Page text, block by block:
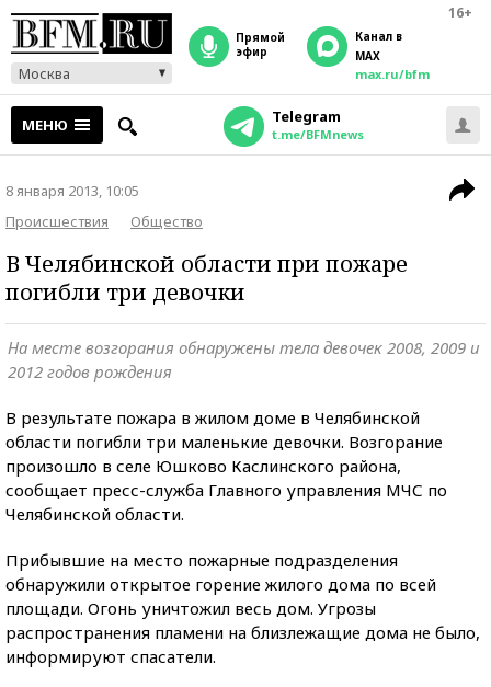
16+
Москва
прямой
эфир
Канал в
MAX
max.ru/bfm
МЕНЮ Telegram
t.me/BFMnews
8 января 2013, 10:05
Происшествия
Общество
В Челябинской области при пожаре
погибли три девочки
На месте возгорания обнаружены тела девочек 2008, 2009 и
2012 годов рождения
В результате пожара в жилом доме в Челябинской
области погибли три маленькие девочки. Возгорание
произошло в селе Юшково Каслинского района,
сообщает пресс-служба Главного управления МЧС по
Челябинской области.
Прибывшие на место пожарные подразделения
обнаружили открытое горение жилого дома по всей
площади. Огонь уничтожил весь дом. Угрозы
распространения пламени на близлежащие дома не было,
информируют спасатели.